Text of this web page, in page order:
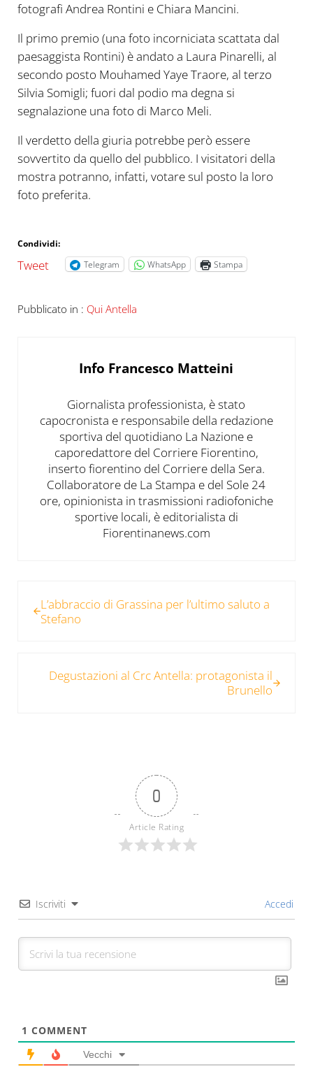
fotografi Andrea Rontini e Chiara Mancini.
Il primo premio (una foto incorniciata scattata dal
paesaggista Rontini) è andato a Laura Pinarelli, al
secondo posto Mouhamed Yaye Traore, al terzo
Silvia Somigli; fuori dal podio ma degna si
segnalazione una foto di Marco Meli.
Il verdetto della giuria potrebbe però essere
sovvertito da quello del pubblico. I visitatori della
mostra potranno, infatti, votare sul posto la loro
foto preferita.
Condividi:
Tweet Telegram WhatsApp Stampa
Pubblicato in : Qui Antella
Info Francesco Matteini
Giornalista professionista, è stato
capocronista e responsabile della redazione
sportiva del quotidiano La Nazione e
caporedattore del Corriere Fiorentino,
inserto fiorentino del Corriere della Sera.
Collaboratore de La Stampa e del Sole 24
ore, opinionista in trasmissioni radiofoniche
sportive locali, è editorialista di
Fiorentinanews.com
L’abbraccio di Grassina per l’ultimo saluto a
Stefano
Degustazioni al Crc Antella: protagonista il
Brunello
0
Article Rating
Iscriviti Accedi
1 COMMENT
Vecchi